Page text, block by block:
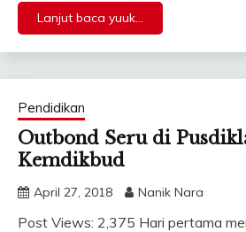
Lanjut baca yuuk...
Pendidikan
Outbond Seru di
Kemdikbud
April 27, 2018 Nanik Nara
Post Views: 2,375 Hari pertama